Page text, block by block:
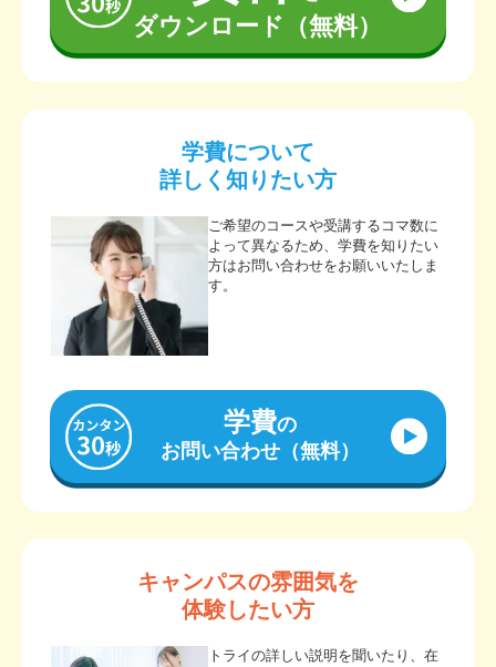
ダウンロード（無料）
学費について
詳しく知りたい方
ご希望のコースや受講するコマ数に
よって異なるため、学費を知りたい
方はお問い合わせをお願いいたしま
す。
学費の
お問い合わせ（無料）
キャンパスの雰囲気を
体験したい方
トライの詳しい説明を聞いたり、在